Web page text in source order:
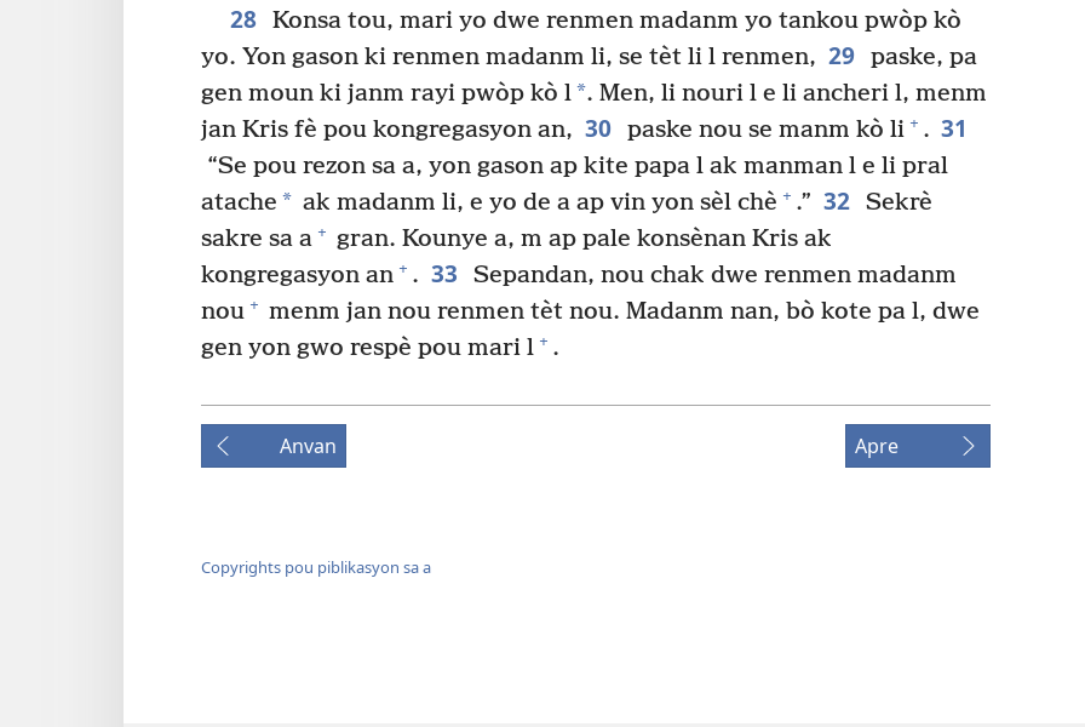
28 Konsa tou, mari yo dwe renmen madanm yo tankou pwòp kò
yo. Yon gason ki renmen madanm li, se tèt li l renmen, 29 paske, pa
gen moun ki janm rayi pwòp kò l*. Men, li nouri l e li ancheri l, menm
jan Kris fè pou kongregasyon an, 30 paske nou se manm kò li + . 31
“Se pou rezon sa a, yon gason ap kite papa l ak manman l e li pral
atache * ak madanm li, e yo de a ap vin yon sèl chè + .” 32 Sekrè
sakre sa a + gran. Kounye a, m ap pale konsènan Kris ak
kongregasyon an + . 33
Sepandan, nou chak dwe renmen madanm
nou + menm jan nou renmen tèt nou. Madanm nan, bò kote pa l, dwe
gen yon gwo respè pou mari l + .
Anvan Apre
Copyrights pou piblikasyon sa a